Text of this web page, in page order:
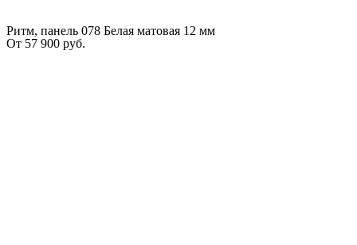
Ритм, панель 078 Белая матовая 12 мм
От 57 900 руб.